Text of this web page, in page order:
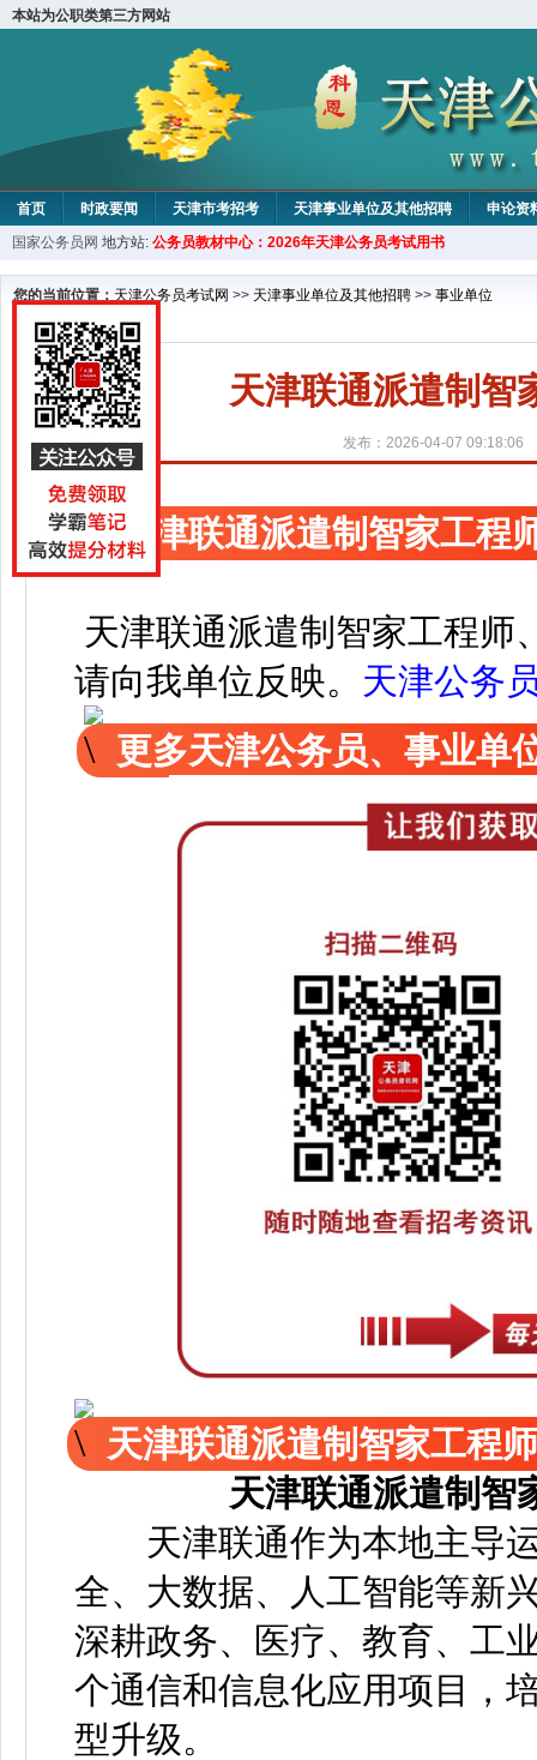
本站为公职类第三方网站
首页 时政要闻 天津市考招考 天津事业单位及其他招聘 申论资
教材中心
国家公务员网 地方站: 公务员教材中心：2026年天津公务员考试用书
您的当前位置： 天津公务员考试网 >> 天津事业单位及其他招聘 >> 事业单位
天津联通派遣制智
发布：2026-04-07 09:18:06
天津联通派遣制智家工程
天津联通派遣制智家工程师
请向我单位反映。 天津公务
更多天津公务员、事业单
天津联通派遣制智家工程
天津联通派遣制智
天津联通作为本地主导运
全、大数据、人工智能等新
深耕政务、医疗、教育、工
个通信和信息化应用项目，
型升级。